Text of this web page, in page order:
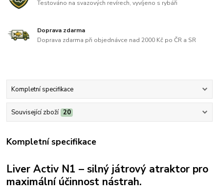
Testováno na svazových revírech, vyvíjeno s rybáři
Doprava zdarma
Doprava zdarma při objednávce nad 2000 Kč po ČR a SR
Kompletní specifikace
Související zboží 20
Kompletní specifikace
Liver Activ N1 – silný játrový atraktor pro
maximální účinnost nástrah.